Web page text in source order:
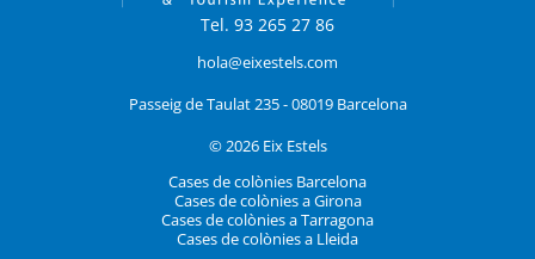
Tel. 93 265 27 86
hola@eixestels.com
Passeig de Taulat 235 - 08019 Barcelona
© 2026 Eix Estels
Cases de colònies Barcelona
Cases de colònies a Girona
Cases de colònies a Tarragona
Cases de colònies a Lleida